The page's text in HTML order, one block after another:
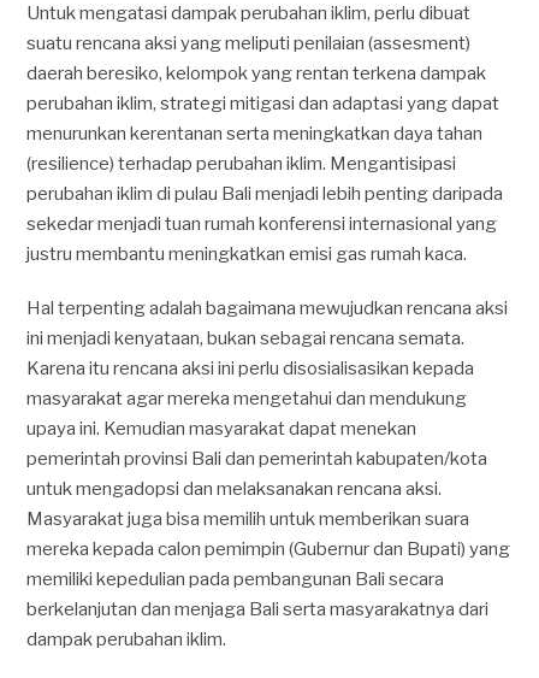
Untuk mengatasi dampak perubahan iklim, perlu dibuat
suatu rencana aksi yang meliputi penilaian (assesment)
daerah beresiko, kelompok yang rentan terkena dampak
perubahan iklim, strategi mitigasi dan adaptasi yang dapat
menurunkan kerentanan serta meningkatkan daya tahan
(resilience) terhadap perubahan iklim. Mengantisipasi
perubahan iklim di pulau Bali menjadi lebih penting daripada
sekedar menjadi tuan rumah konferensi internasional yang
justru membantu meningkatkan emisi gas rumah kaca.
Hal terpenting adalah bagaimana mewujudkan rencana aksi
ini menjadi kenyataan, bukan sebagai rencana semata.
Karena itu rencana aksi ini perlu disosialisasikan kepada
masyarakat agar mereka mengetahui dan mendukung
upaya ini. Kemudian masyarakat dapat menekan
pemerintah provinsi Bali dan pemerintah kabupaten/kota
untuk mengadopsi dan melaksanakan rencana aksi.
Masyarakat juga bisa memilih untuk memberikan suara
mereka kepada calon pemimpin (Gubernur dan Bupati) yang
memiliki kepedulian pada pembangunan Bali secara
berkelanjutan dan menjaga Bali serta masyarakatnya dari
dampak perubahan iklim.